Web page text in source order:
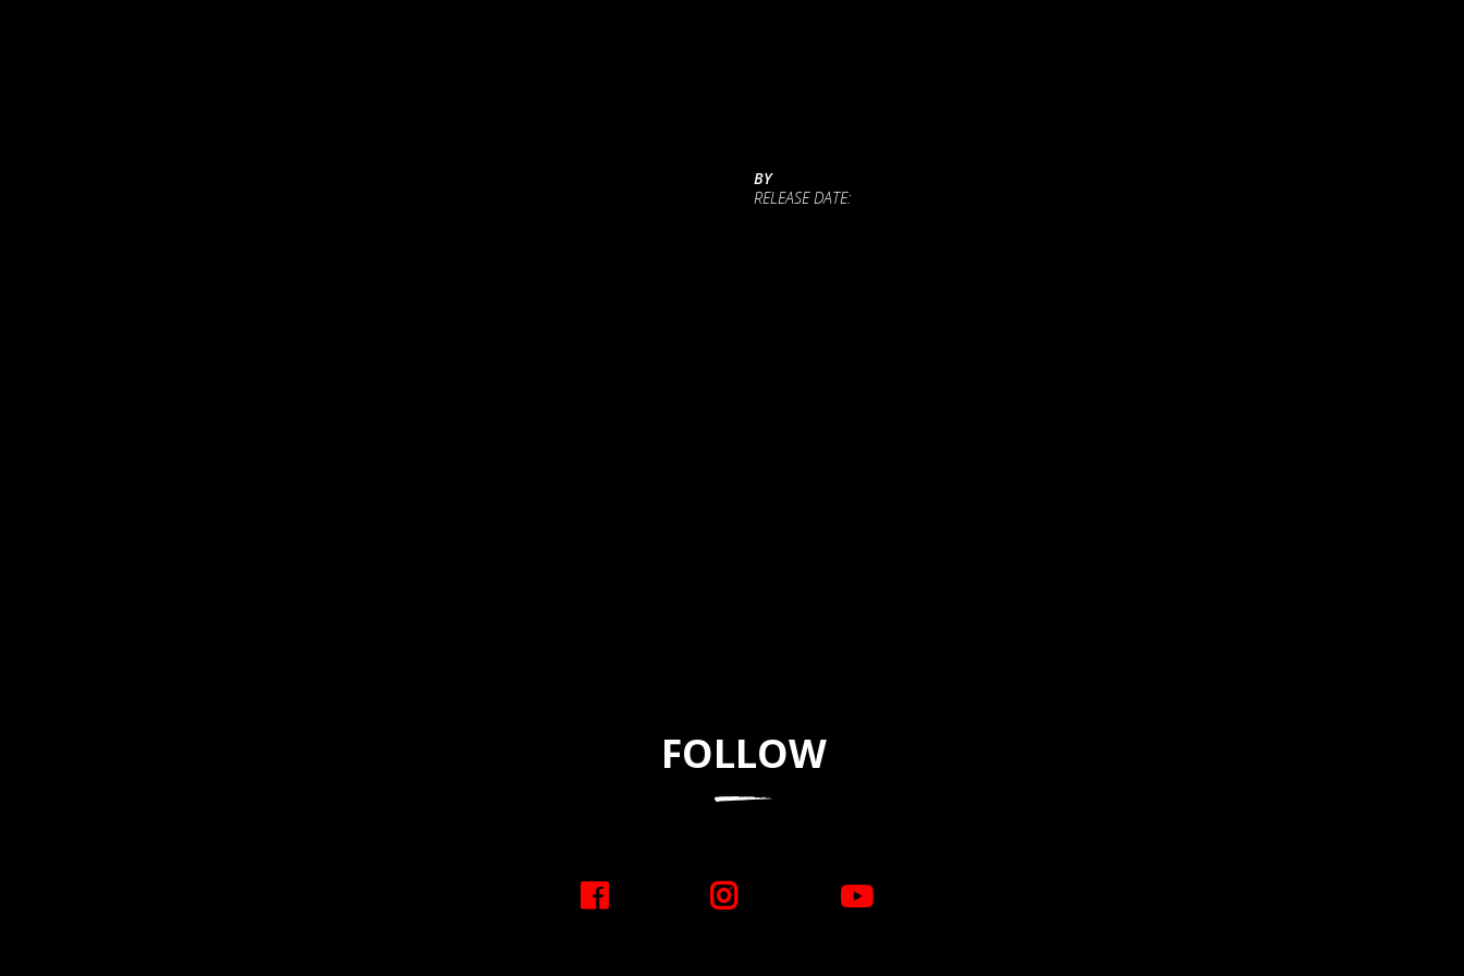
BY
RELEASE DATE:
FOLLOW